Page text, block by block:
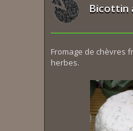
Bicottin
Fromage de chèvres
herbes.